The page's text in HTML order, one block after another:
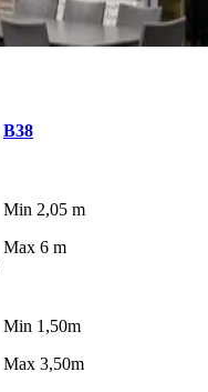
B38
Min 2,05 m
Max 6 m
Min 1,50m
Max 3,50m